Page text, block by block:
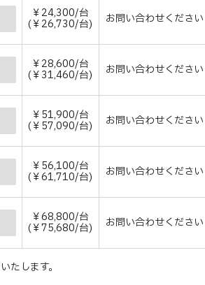
￥24,300/台
(￥26,730/台) お問い合わせください
￥28,600/台
(￥31,460/台) お問い合わせください
￥51,900/台
(￥57,090/台) お問い合わせください
￥56,100/台
(￥61,710/台) お問い合わせください
￥68,800/台
(￥75,680/台) お問い合わせください
します。